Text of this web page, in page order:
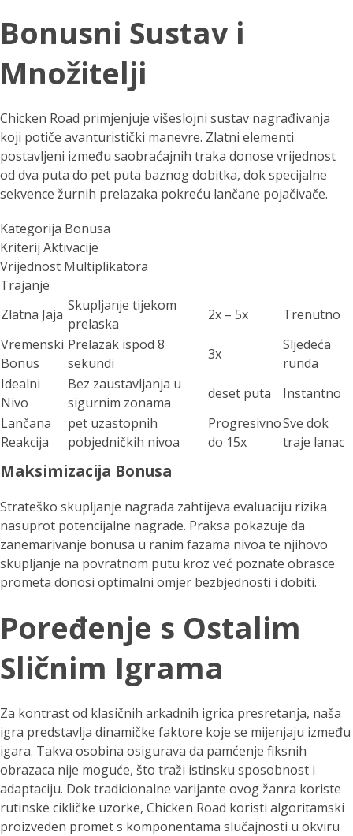
Bonusni Sustav i
Množitelji
Chicken Road primjenjuje višeslojni sustav nagrađivanja
koji potiče avanturistički manevre. Zlatni elementi
postavljeni između saobraćajnih traka donose vrijednost
od dva puta do pet puta baznog dobitka, dok specijalne
sekvence žurnih prelazaka pokreću lančane pojačivače.
Kategorija Bonusa
Kriterij Aktivacije
Vrijednost Multiplikatora
Trajanje
Zlatna Jaja
Skupljanje tijekom
prelaska
2x – 5x
Trenutno
Vremenski
Bonus
Prelazak ispod 8
sekundi
3x
Sljedeća
runda
Idealni
Nivo
Bez zaustavljanja u
sigurnim zonama
deset puta
Instantno
Lančana
Reakcija
pet uzastopnih
pobjedničkih nivoa
Progresivno
do 15x
Sve dok
traje lanac
Maksimizacija Bonusa
Strateško skupljanje nagrada zahtijeva evaluaciju rizika
nasuprot potencijalne nagrade. Praksa pokazuje da
zanemarivanje bonusa u ranim fazama nivoa te njihovo
skupljanje na povratnom putu kroz već poznate obrasce
prometa donosi optimalni omjer bezbjednosti i dobiti.
Poređenje s Ostalim
Sličnim Igrama
Za kontrast od klasičnih arkadnih igrica presretanja, naša
igra predstavlja dinamičke faktore koje se mijenjaju između
igara. Takva osobina osigurava da pamćenje fiksnih
obrazaca nije moguće, što traži istinsku sposobnost i
adaptaciju. Dok tradicionalne varijante ovog žanra koriste
rutinske cikličke uzorke, Chicken Road koristi algoritamski
proizveden promet s komponentama slučajnosti u okviru